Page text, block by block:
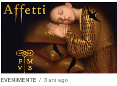
EVENIMENTE 3 ani ago